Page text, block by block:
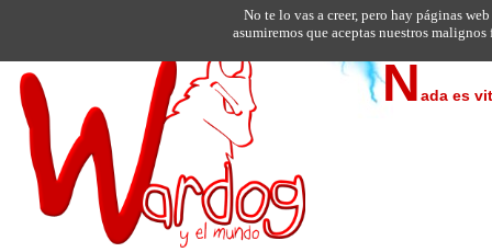
Nada es
No te lo vas a creer, pero hay páginas
asumiremos que aceptas nuestros